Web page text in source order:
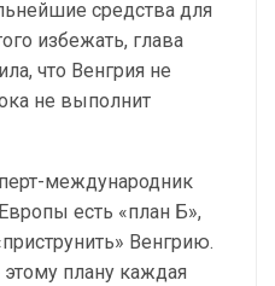
средства для
избежать, глава
что Венгрия не
не выполнит
международник
есть «план Б»,
Венгрию.
плану каждая